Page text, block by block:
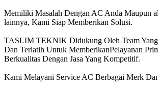
Memiliki Masalah Dengan AC Anda Maupun
lainnya, Kami Siap Memberikan Solusi.
TASLIM TEKNIK Didukung Oleh Team Yang
Dan Terlatih Untuk MemberikanPelayanan
Berkualitas Dengan Jasa Yang Kompetitif.
Kami Melayani Service AC Berbagai Merk